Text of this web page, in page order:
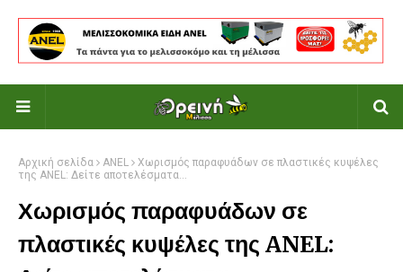
Αρχική σελίδα ANEL
Χωρισμός παραφυάδων σε πλαστικές κυψέλες
της ANEL: Δείτε αποτελέσματα...
Χωρισμός παραφυάδων σε
πλαστικές κυψέλες της ANEL: